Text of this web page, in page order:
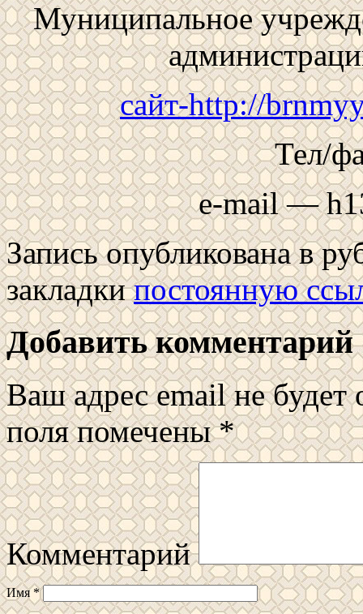
Муниципальное
сайт-http://
Тел/
e-mail —
Запись опубликована в
закладкипостоянную
Добавить комментарий
Ваш адрес email не будет
поля помечены*
Комментарий
Имя*